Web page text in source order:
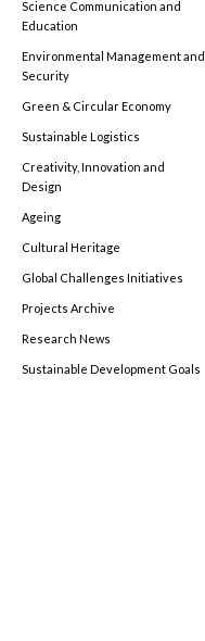
Science Communication and
Education
Environmental Management and
Security
Green & Circular Economy
Sustainable Logistics
Creativity, Innovation and
Design
Ageing
Cultural Heritage
Global Challenges Initiatives
Projects Archive
Research News
Sustainable Development Goals